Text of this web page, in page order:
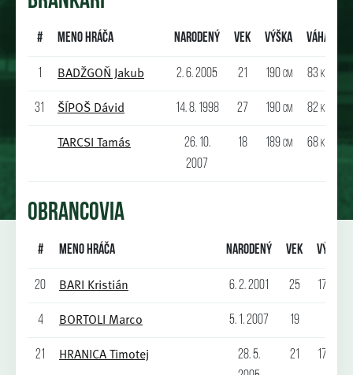
# Meno hráča Narodený Vek Výška Váha
1 BADŽGOŇ Jakub 2. 6. 2005 21 190 cm 83 kg
31 ŠÍPOŠ Dávid 14. 8. 1998 27 190 cm 82 kg
TARCSI Tamás
26. 10.
2007
18 189 cm 68 kg
OBRANCOVIA
# Meno hráča Narodený Vek Výška
20 BARI Kristián 6. 2. 2001 25 173
4 BORTOLI Marco 5. 1. 2007 19
21 HRANICA Timotej
28. 5.
21 175